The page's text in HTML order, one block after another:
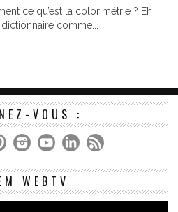
ce qu’est la colorimétrie ? Eh
comme...
VOUS :
WEBTV